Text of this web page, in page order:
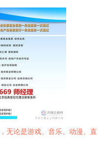
无论是游戏、音乐、动漫、直